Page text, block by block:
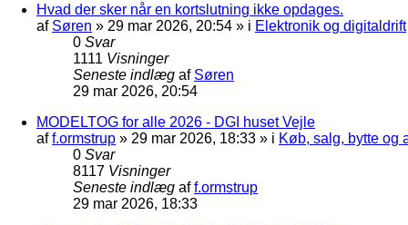
Hvad der sker når en kortslutning ikke opdages.
af Søren » 29 mar 2026, 20:54 » i Elektronik og digitaldrift
0 Svar
1111 Visninger
Seneste indlæg af Søren
29 mar 2026, 20:54
MODELTOG for alle 2026 - DGI huset Vejle
aff.ormstrup » 29 mar 2026, 18:33 » i Køb, salg, bytte og
0 Svar
8117 Visninger
Seneste indlæg aff.ormstrup
29 mar 2026, 18:33